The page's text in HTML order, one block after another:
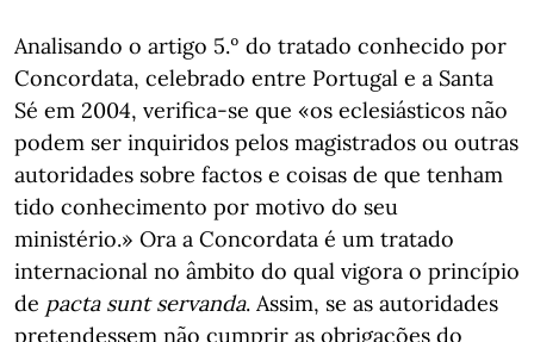
Analisando o artigo 5.º do tratado conhecido por
Concordata, celebrado entre Portugal e a Santa
Sé em 2004, verifica-se que «os eclesiásticos não
podem ser inquiridos pelos magistrados ou outras
autoridades sobre factos e coisas de que tenham
tido conhecimento por motivo do seu
ministério.» Ora a Concordata é um tratado
internacional no âmbito do qual vigora o princípio
de pacta sunt servanda. Assim, se as autoridades
pretendessem não cumprir as obrigações do